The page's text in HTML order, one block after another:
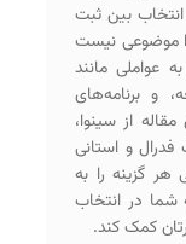
بین ثبت
موضوعی نیست
عواملی مانند
و برنامه‌های
از سینوا،
و استانی
هر گزینه را به
شما در انتخاب
کمک کند.